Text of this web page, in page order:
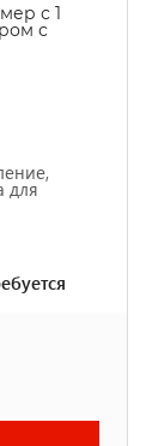
с 1
с
для